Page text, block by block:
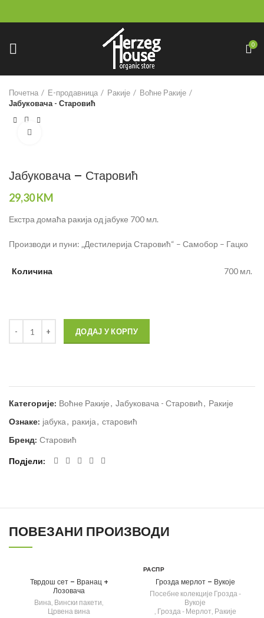
0
Почетна Е-продавница Ракије
Воћне Ракије
Јабуковача - Старовић
Јабуковача – Старовић
29,30KM
Екстра домаћа ракија од јабуке 700 мл.
Производи и пуни: „Дестилерија Старовић“ – Самобор – Гацко
Количина 700 мл.
ДОДАЈ У КОРПУ
Категорије: Воћне Ракије, Јабуковача - Старовић, Ракије
Ознаке: јабука, ракија, старовић
Бренд: Старовић
Подјели
ПОВЕЗАНИ ПРОИЗВОДИ
Тврдош сет – Вранац +
Лозовача
Вина, Вински пакети,
Црвена вина
РАСПР
ОГрозда мерлот – Вукоје
Посебне колекције Грозда -
Вукоје
, Грозда - Мерлот, Ракије